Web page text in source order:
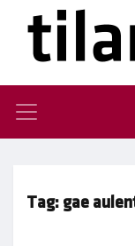
Tag: gae